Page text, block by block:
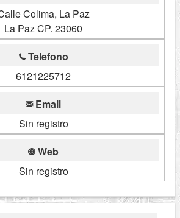
Colima, La Paz
La Paz CP. 23060
Telefono
6121225712
Email
Sin registro
Web
Sin registro